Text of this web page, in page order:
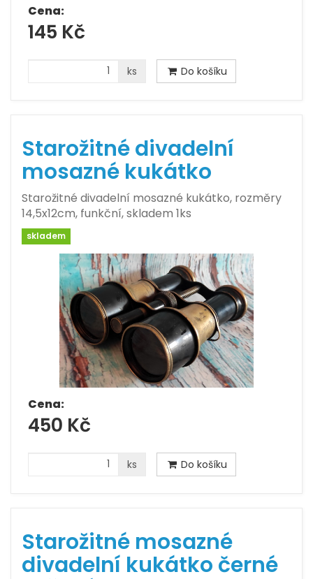
Cena:
145 Kč
ks Do košíku
Starožitné divadelní
mosazné kukátko
Starožitné divadelní mosazné kukátko, rozměry
14,5x12cm, funkční, skladem 1ks
skladem
Cena:
450 Kč
ks Do košíku
Starožitné mosazné
divadelní kukátko černé